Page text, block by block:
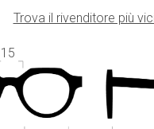
Trova il rivenditore più
15